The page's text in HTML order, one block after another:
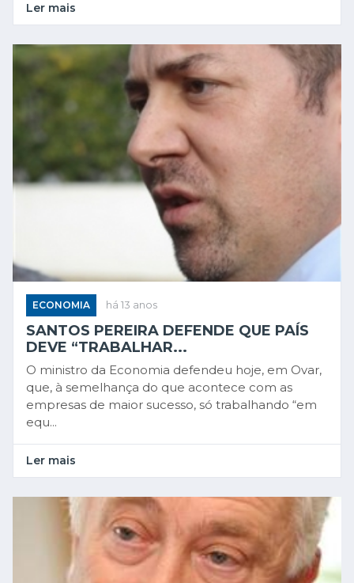
Ler mais
ECONOMIA há 13 anos
SANTOS PEREIRA DEFENDE QUE PAÍS
DEVE “TRABALHAR...
O ministro da Economia defendeu hoje, em Ovar,
que, à semelhança do que acontece com as
empresas de maior sucesso, só trabalhando “em
equ...
Ler mais